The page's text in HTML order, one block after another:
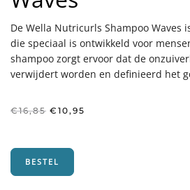
De Wella Nutricurls Shampoo Waves
die speciaal is ontwikkeld voor
shampoo zorgt ervoor dat de
verwijdert worden en definieerd het
€16,85 Oorspronkelijke
€ 10,95
BESTEL